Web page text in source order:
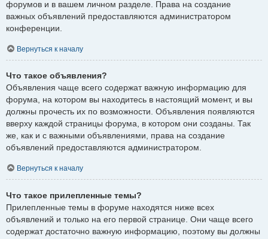
форумов и в вашем личном разделе. Права на создание
важных объявлений предоставляются администратором
конференции.
Вернуться к началу
Что такое объявления?
Объявления чаще всего содержат важную информацию для
форума, на котором вы находитесь в настоящий момент, и вы
должны прочесть их по возможности. Объявления появляются
вверху каждой страницы форума, в котором они созданы. Так
же, как и с важными объявлениями, права на создание
объявлений предоставляются администратором.
Вернуться к началу
Что такое прилепленные темы?
Прилепленные темы в форуме находятся ниже всех
объявлений и только на его первой странице. Они чаще всего
содержат достаточно важную информацию, поэтому вы должны